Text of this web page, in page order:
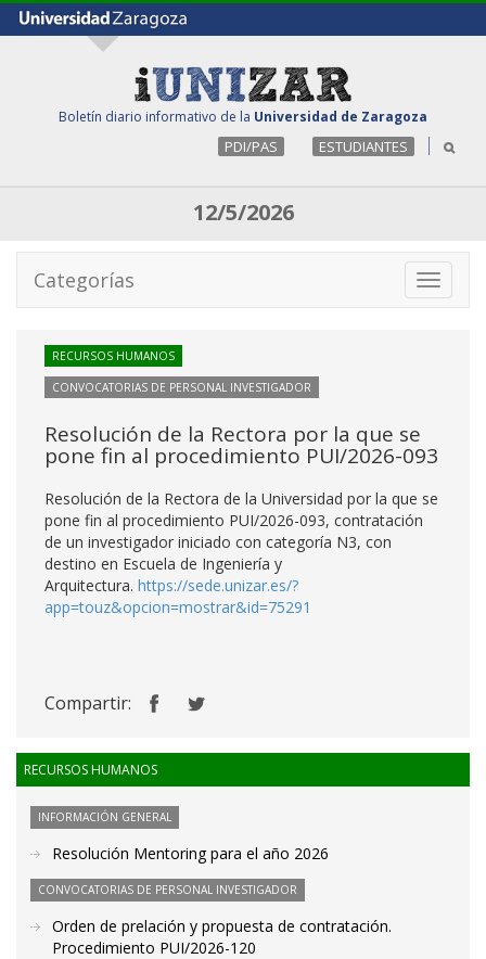
Boletín diario informativo de la Universidad de Zaragoza
PDI/PAS ESTUDIANTES
12/5/2026
Toggle
Categorías
RECURSOS HUMANOS
CONVOCATORIAS DE PERSONAL INVESTIGADOR
Resolución de la Rectora por la que se
pone fin al procedimiento PUI/2026-093
Resolución de la Rectora de la Universidad por la que se
pone fin al procedimiento PUI/2026-093, contratación
de un investigador iniciado con categoría N3, con
destino en Escuela de Ingeniería y
Arquitectura. https://sede.unizar.es/?
app=touz&opcion=mostrar&id=75291
Compartir:
RECURSOS HUMANOS
INFORMACIÓN GENERAL
Resolución Mentoring para el año 2026
CONVOCATORIAS DE PERSONAL INVESTIGADOR
Orden de prelación y propuesta de contratación.
Procedimiento PUI/2026-120